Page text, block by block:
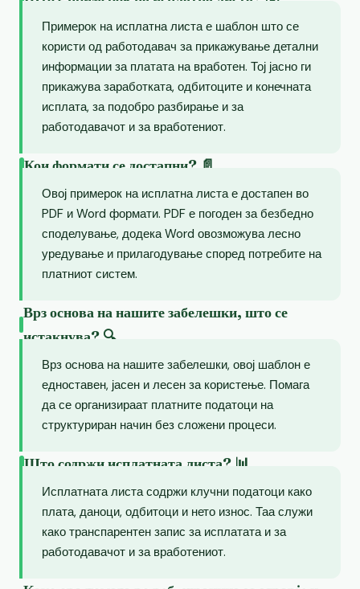
Примерок на исплатна листа е шаблон што се
користи од работодавач за прикажување детални
информации за платата на вработен. Тој јасно ги
прикажува заработката, одбитоците и конечната
исплата, за подобро разбирање и за
работодавачот и за вработениот.
Кои формати се достапни? 📄
Овој примерок на исплатна листа е достапен во
PDF и Word формати. PDF е погоден за безбедно
споделување, додека Word овозможува лесно
уредување и прилагодување според потребите на
платниот систем.
Врз основа на нашите забелешки, што се
истакнува? 🔍
Врз основа на нашите забелешки, овој шаблон е
едноставен, јасен и лесен за користење. Помага
да се организираат платните податоци на
структуриран начин без сложени процеси.
Што содржи исплатната листа? 📊
Исплатната листа содржи клучни податоци како
плата, даноци, одбитоци и нето износ. Таа служи
како транспарентен запис за исплатата и за
работодавачот и за вработениот.